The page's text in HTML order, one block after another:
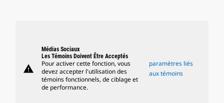
warning
Médias Sociaux
Les Témoins Doivent Être Acceptés
Pour activer cette fonction, vous
devez accepter l'utilisation des
témoins fonctionnels, de ciblage et
de performance.
paramètres liés
aux témoins